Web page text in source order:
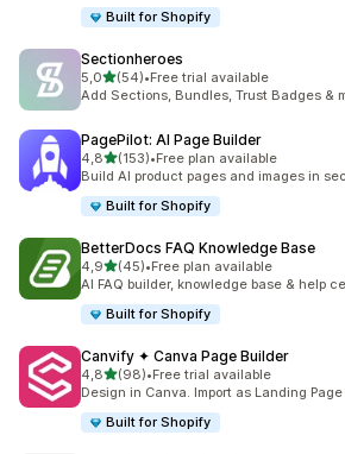
Built for Shopify
Sectionheroes
5,0de 5 estrelas
(54)
54 total de avaliações
•Free trial available
Add Sections, Bundles, Trust Badges &
PagePilot: AI Page Builder
4,8de 5 estrelas
(153)
153 total de avaliações
•Free plan available
Build AI product pages and images in
Built for Shopify
BetterDocs FAQ Knowledge Base
4,9de 5 estrelas
(45)
45 total de avaliações
•Free plan available
AI FAQ builder, knowledge base & help
Built for Shopify
Canvify ✦ Canva Page Builder
4,8de 5 estrelas
(98)
98 total de avaliações
•Free trial available
Design in Canva. Import as Landing
Built for Shopify